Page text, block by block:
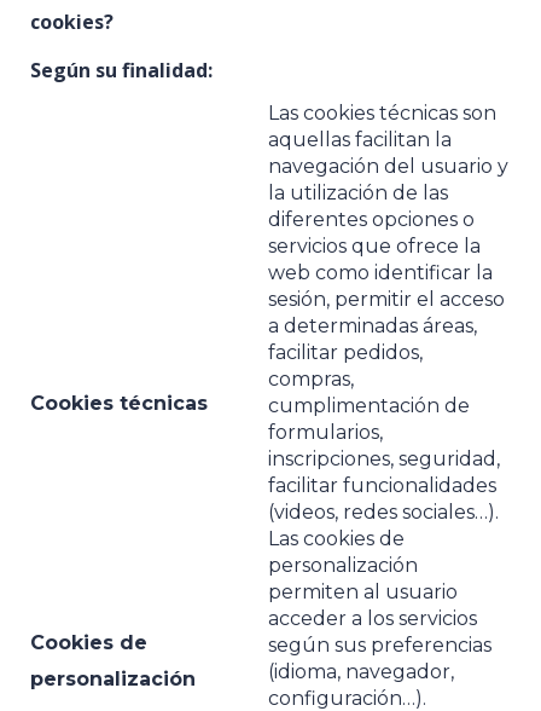
cookies?
Según su finalidad:
Cookies técnicas
Las cookies técnicas son
aquellas facilitan la
navegación del usuario y
la utilización de las
diferentes opciones o
servicios que ofrece la
web como identificar la
sesión, permitir el acceso
a determinadas áreas,
facilitar pedidos,
compras,
cumplimentación de
formularios,
inscripciones, seguridad,
facilitar funcionalidades
(videos, redes sociales…).
Cookies de
personalización
Las cookies de
personalización
permiten al usuario
acceder a los servicios
según sus preferencias
(idioma, navegador,
configuración…).